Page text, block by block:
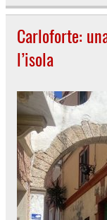
Carloforte:
l’isola